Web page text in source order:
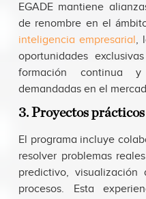
EGADE mantiene
de renombre en el
inteligencia empresarial,
oportunidades
formación continua y
demandadas en el
3. Proyectos
El programa incluye
resolver problemas
predictivo,
procesos. Esta